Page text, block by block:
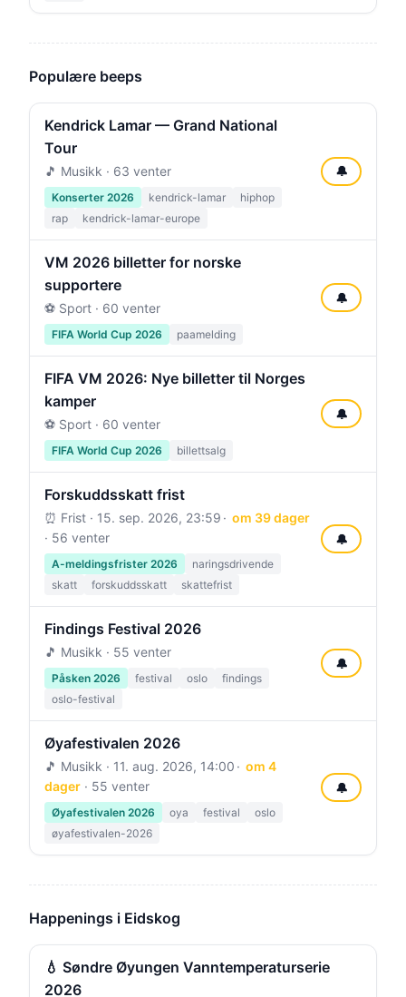
Populære beeps
Kendrick Lamar — Grand National
Tour
🎵 Musikk · 63 venter
Konserter 2026 kendrick-lamar
hiphop
rap
kendrick-lamar-europe
🔔
VM 2026 billetter for norske
supportere
⚽ Sport · 60 venter
FIFA World Cup 2026 paamelding
🔔
FIFA VM 2026: Nye billetter til Norges
kamper
⚽ Sport · 60 venter
FIFA World Cup 2026 billettsalg
🔔
Forskuddsskatt frist
⏰ Frist · 15. sep. 2026, 23:59
om 39 dager
· 56 venter
A-meldingsfrister 2026
naringsdrivende
skatt
forskuddsskatt skattefrist
🔔
Findings Festival 2026
🎵 Musikk · 55 venter
Påsken 2026 festival oslo
findings
oslo-festival
🔔
Øyafestivalen 2026
🎵 Musikk · 11. aug. 2026, 14:00
om 4
dager · 55 venter
Øyafestivalen 2026 oya festival
oslo
øyafestivalen-2026
🔔
Happenings i Eidskog
💧 Søndre Øyungen Vanntemperaturserie
2026